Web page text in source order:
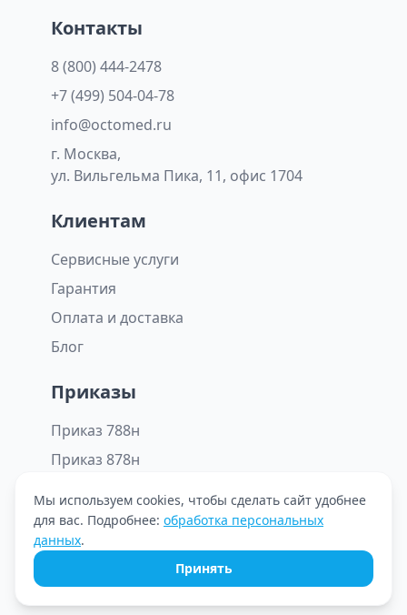
Контакты
8 (800) 444-2478
+7 (499) 504-04-78
info@octomed.ru
г. Москва,
ул. Вильгельма Пика, 11, офис 1704
Клиентам
Сервисные услуги
Гарантия
Оплата и доставка
Блог
Приказы
Приказ 788н
Приказ 878н
© ООО «Октомед» 2026. Все права защищены.
Мы используем cookies, чтобы сделать сайт удобнее
для вас. Подробнее: обработка персональных
данных.
Принять